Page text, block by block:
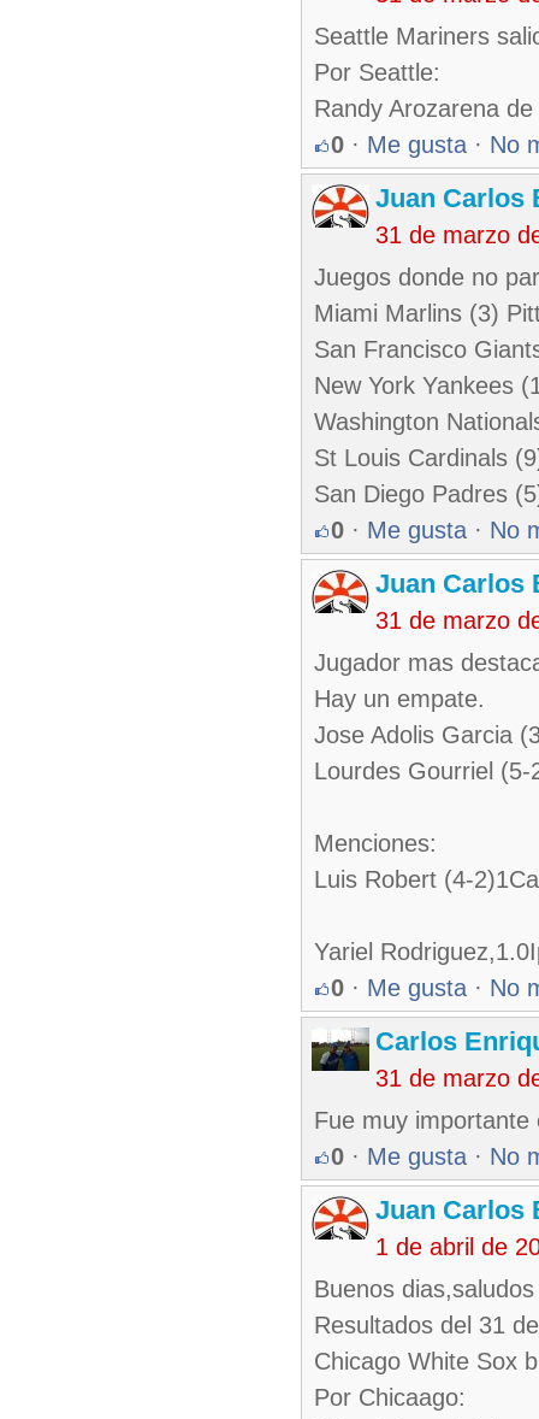
Seattle Mariners
Por Seattle:
Randy Arozarena
0 · Me gusta · No
Juan Carlos
31 de marzo
Juegos donde no
Miami Marlins (3)
San Francisco
New York Yankees
Washington
St Louis Cardinals
San Diego Padres
0 · Me gusta · No
Juan Carlos
31 de marzo
Jugador mas
Hay un empate.
Jose Adolis Garcia
Lourdes Gourriel (5-
Menciones:
Luis Robert (4-
Yariel
0 · Me gusta · No
Carlos
31 de marzo
Fue muy importante
0 · Me gusta · No
Juan Carlos
1 de abril de
Buenos
Resultados del 31
Chicago White Sox
Por Chicaago: